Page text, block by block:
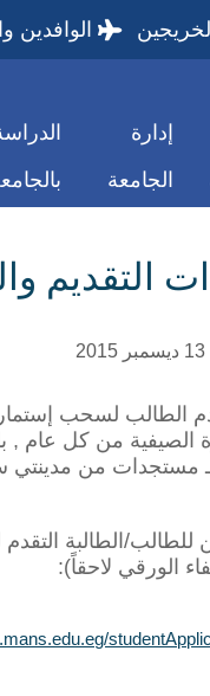
الخريجين الوافدين
إدارة
الجامعة
التقديم
الطالب لسحب
الصيفية من كل عام ,
مستجدات من
للطالب/الطالبة
الورقي لاحقاً):